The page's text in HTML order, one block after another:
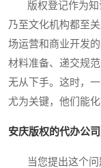
版权登记作为知
乃至文化机构都至
场运营和商业开发
材料准备、递交规
无从下手。这时，
尤为关键，他们能
安庆版权的代办公司
当您提出这个问